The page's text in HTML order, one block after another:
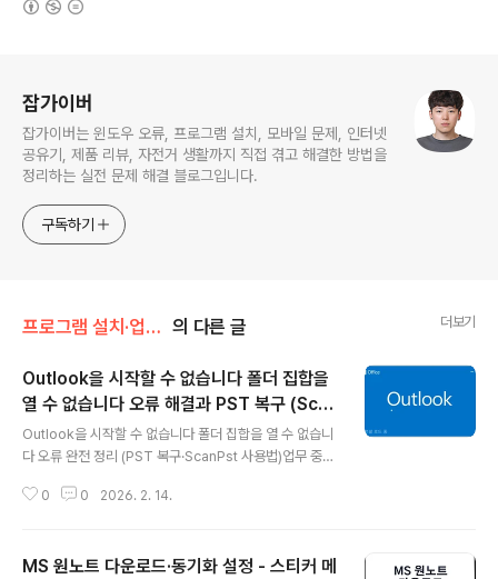
잡가이버
잡가이버는 윈도우 오류, 프로그램 설치, 모바일 문제, 인터넷
공유기, 제품 리뷰, 자전거 생활까지 직접 겪고 해결한 방법을
정리하는 실전 문제 해결 블로그입니다.
구독하기
프로그램 설치·업무툴/원드라이브, 원노트 의 다른 글 더보기
Outlook을 시작할 수 없습니다 폴더 집합을
열 수 없습니다 오류 해결과 PST 복구 (Scan
Pst.exe)
Outlook을 시작할 수 없습니다 폴더 집합을 열 수 없습니
다 오류 완전 정리 (PST 복구·ScanPst 사용법)업무 중에
니다. 폴더 집합을 열 수 없습니다.”라는 메시지가 뜨면 꽤
정부터 들죠. 여기서는 실제로 자주 발생하는 이 오류가 어
0 0 2026. 2. 14.
MS 원노트 다운로드·동기화 설정 - 스티커 메